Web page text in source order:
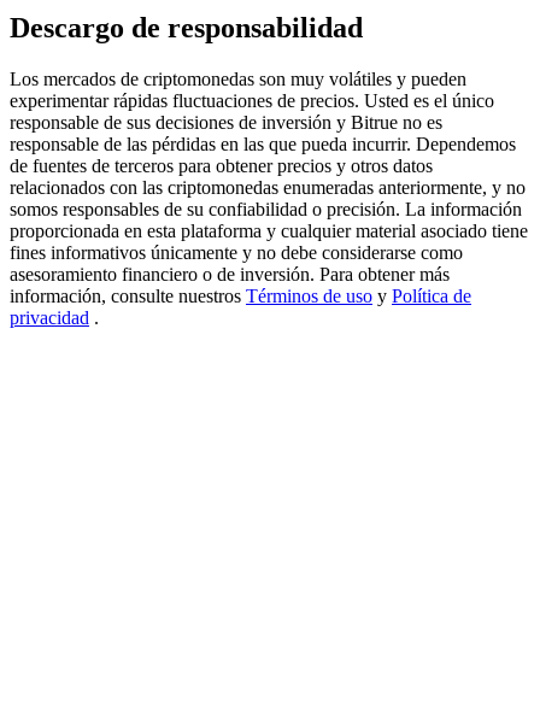
Precious Metals Trading Carnival
Trade Gold & Silver · 33,333 USDT Bonus
USDT New User Exclusive 10% APR
USDT Flexible Staking | Daily Rewards
Descargo de responsabilidad
Los mercados de criptomonedas son muy volátiles y pueden
experimentar rápidas fluctuaciones de precios. Usted es el único
responsable de sus decisiones de inversión y Bitrue no es
responsable de las pérdidas en las que pueda incurrir. Dependemos
de fuentes de terceros para obtener precios y otros datos
relacionados con las criptomonedas enumeradas anteriormente, y no
somos responsables de su confiabilidad o precisión. La información
proporcionada en esta plataforma y cualquier material asociado tiene
fines informativos únicamente y no debe considerarse como
asesoramiento financiero o de inversión. Para obtener más
información, consulte nuestros Términos de uso y Política de
privacidad .